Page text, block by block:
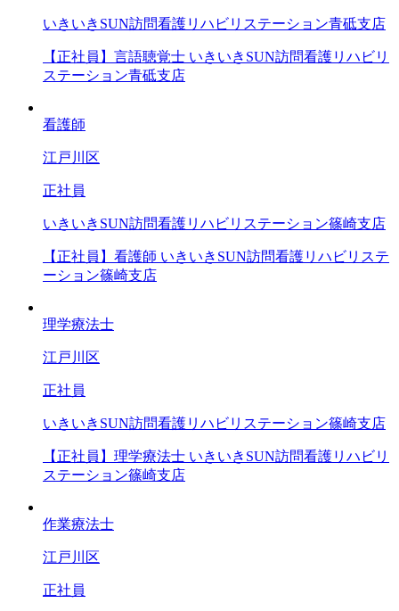
いきいきSUN訪問看護リハビリステーション青砥支店
【正社員】言語聴覚士 いきいきSUN訪問看護リハビリ
ステーション青砥支店
看護師
江戸川区
正社員
いきいきSUN訪問看護リハビリステーション篠崎支店
【正社員】看護師 いきいきSUN訪問看護リハビリステ
ーション篠崎支店
理学療法士
江戸川区
正社員
いきいきSUN訪問看護リハビリステーション篠崎支店
【正社員】理学療法士 いきいきSUN訪問看護リハビリ
ステーション篠崎支店
作業療法士
江戸川区
正社員